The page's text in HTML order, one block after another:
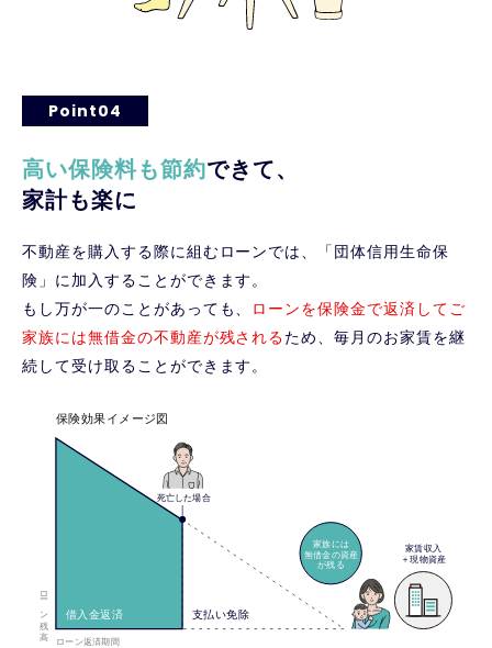
Point04
高い保険料も節約できて、
家計も楽に
不動産を購入する際に組むローンでは、「団体信用生命保
険」に加入することができます。
もし万が一のことがあっても、 ローンを保険金で返済してご
家族には無借金の不動産が残されるため、毎月のお家賃を継
続して受け取ることができます。